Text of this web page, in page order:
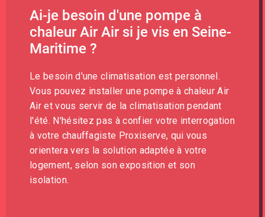
Ai-je besoin d'une pompe à
chaleur Air Air si je vis en Seine-
Maritime ?
Le besoin d'une climatisation est personnel.
Vous pouvez installer une pompe à chaleur Air
Air et vous servir de la climatisation pendant
l'été. N'hésitez pas à confier votre interrogation
à votre chauffagiste Proxiserve, qui vous
orientera vers la solution adaptée à votre
logement, selon son exposition et son
isolation.